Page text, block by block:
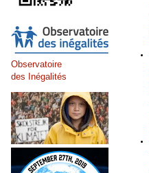
Observatoire
des Inégalités